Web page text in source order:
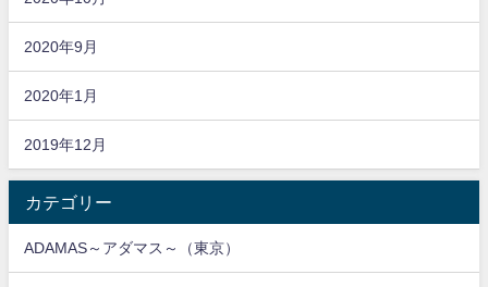
2020年9月
2020年1月
2019年12月
カテゴリー
ADAMAS～アダマス～（東京）